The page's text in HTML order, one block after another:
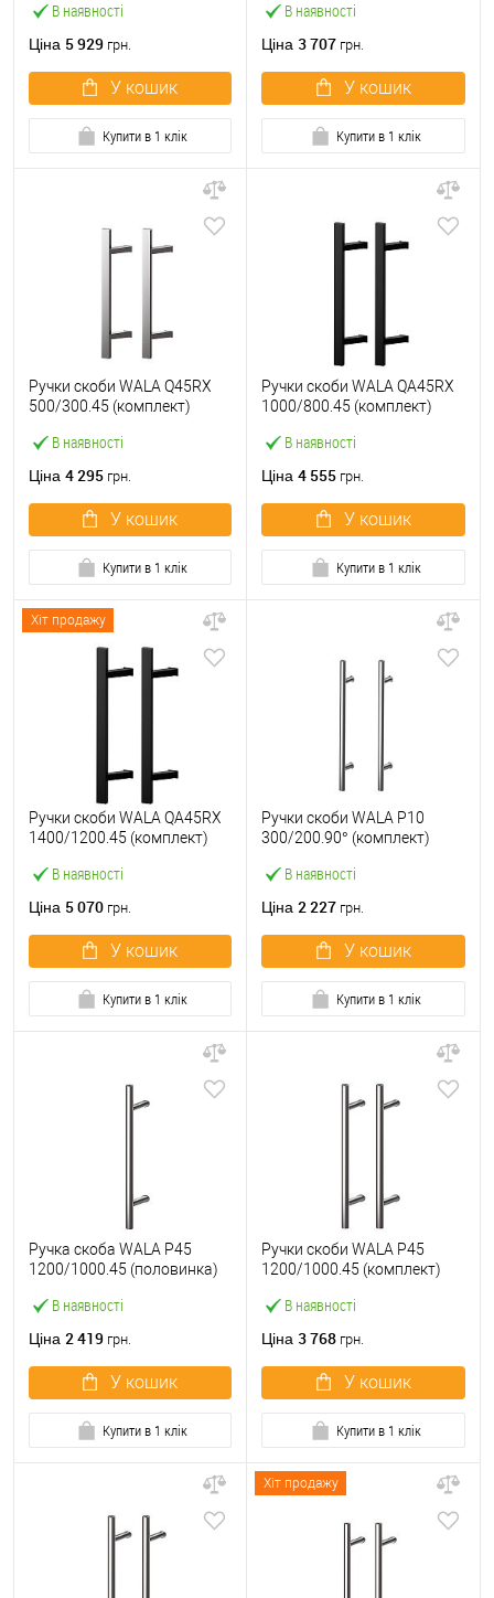
В наявності
М304
Ціна 5 929 грн.
У кошик
Купити в 1 клік
В наявності
сталь М304
Ціна 3 707 грн.
У кошик
Купити в 1 клік
В наявності
Ручки скоби WALA Q45RX
500/300.45 (комплект)
сталь М304
Ціна 4 295 грн.
У кошик
Купити в 1 клік
В наявності
Ручки скоби WALA QA45RX
1000/800.45 (комплект)
матовий
Ціна 4 555 грн.
У кошик
Купити в 1 клік
Хіт продажу
В наявності
Ручки скоби WALA QA45RX
1400/1200.45 (комплект)
матовий
Ціна 5 070 грн.
У кошик
Купити в 1 клік
В наявності
Ручки скоби WALA P10
300/200.90° (комплект)
М304
Ціна 2 227 грн.
У кошик
Купити в 1 клік
В наявності
Ручка скоба WALA P45
1200/1000.45 (половинка)
М304
Ціна 2 419 грн.
У кошик
Купити в 1 клік
В наявності
Ручки скоби WALA P45
1200/1000.45 (комплект)
М304
Ціна 3 768 грн.
У кошик
Купити в 1 клік
Хіт продажу